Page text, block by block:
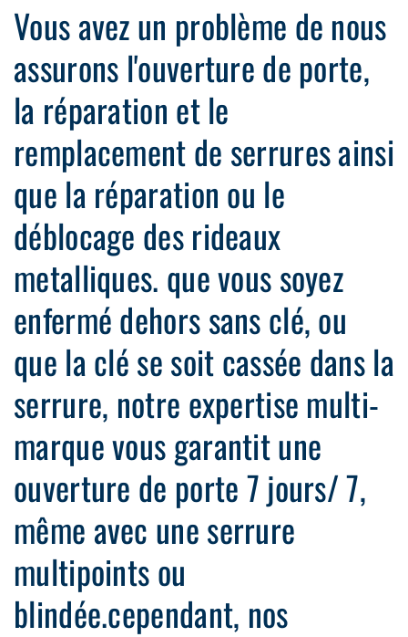
Vous avez un problème de nous
assurons l'ouverture de porte,
la réparation et le
remplacement de serrures ainsi
que la réparation ou le
déblocage des rideaux
metalliques. que vous soyez
enfermé dehors sans clé, ou
que la clé se soit cassée dans la
serrure, notre expertise multi-
marque vous garantit une
ouverture de porte 7 jours/ 7,
même avec une serrure
multipoints ou
blindée.cependant, nos